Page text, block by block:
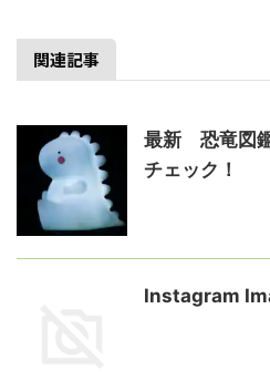
関連記事
最新 恐竜図
チェック！
Instagram